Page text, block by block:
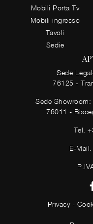
Mobili Porta Tv
Mobili ingresso
Tavoli
Sedie
Sede
76125 -
Sede
76011 -
Tel.
E-
Privacy-